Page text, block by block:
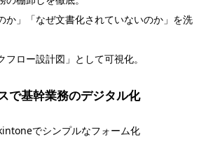
か」「なぜ文書化されていないのか」を洗
ロー設計図」として可視化。
で基幹業務のデジタル化
でシンプルなフォーム化